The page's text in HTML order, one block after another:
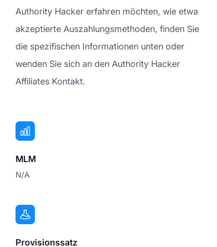
Authority Hacker erfahren möchten, wie etwa
akzeptierte Auszahlungsmethoden, finden Sie
die spezifischen Informationen unten oder
wenden Sie sich an den Authority Hacker
Affiliates Kontakt.
MLM
N/A
Provisionssatz